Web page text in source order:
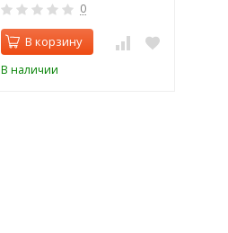
0
В корзину
В наличии